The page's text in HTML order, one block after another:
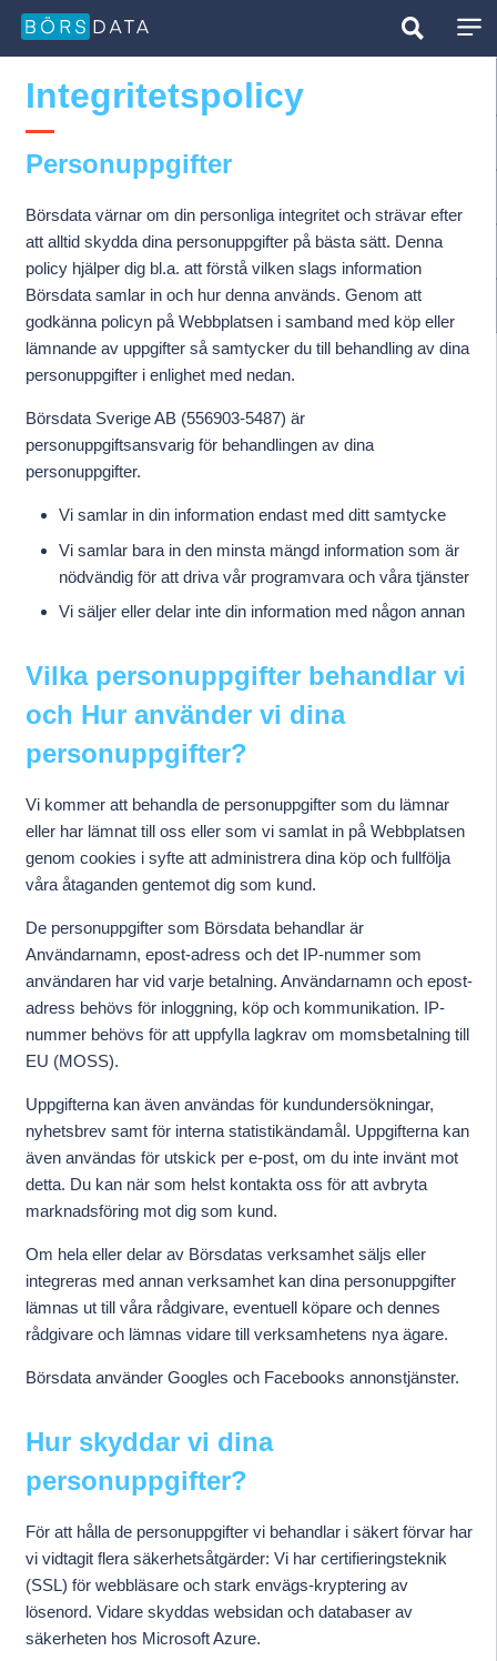
Integritetspolicy
Personuppgifter
Börsdata värnar om din personliga integritet och strävar efter
att alltid skydda dina personuppgifter på bästa sätt. Denna
policy hjälper dig bl.a. att förstå vilken slags information
Börsdata samlar in och hur denna används. Genom att
godkänna policyn på Webbplatsen i samband med köp eller
lämnande av uppgifter så samtycker du till behandling av dina
personuppgifter i enlighet med nedan.
Börsdata Sverige AB (556903-5487) är
personuppgiftsansvarig för behandlingen av dina
personuppgifter.
Vi samlar in din information endast med ditt samtycke
Vi samlar bara in den minsta mängd information som är
nödvändig för att driva vår programvara och våra tjänster
Vi säljer eller delar inte din information med någon annan
Vilka personuppgifter behandlar vi
och Hur använder vi dina
personuppgifter?
Vi kommer att behandla de personuppgifter som du lämnar
eller har lämnat till oss eller som vi samlat in på Webbplatsen
genom cookies i syfte att administrera dina köp och fullfölja
våra åtaganden gentemot dig som kund.
De personuppgifter som Börsdata behandlar är
Användarnamn, epost-adress och det IP-nummer som
användaren har vid varje betalning. Användarnamn och epost-
adress behövs för inloggning, köp och kommunikation. IP-
nummer behövs för att uppfylla lagkrav om momsbetalning till
EU (MOSS).
Uppgifterna kan även användas för kundundersökningar,
nyhetsbrev samt för interna statistikändamål. Uppgifterna kan
även användas för utskick per e-post, om du inte invänt mot
detta. Du kan när som helst kontakta oss för att avbryta
marknadsföring mot dig som kund.
Om hela eller delar av Börsdatas verksamhet säljs eller
integreras med annan verksamhet kan dina personuppgifter
lämnas ut till våra rådgivare, eventuell köpare och dennes
rådgivare och lämnas vidare till verksamhetens nya ägare.
Börsdata använder Googles och Facebooks annonstjänster.
Hur skyddar vi dina
personuppgifter?
För att hålla de personuppgifter vi behandlar i säkert förvar har
vi vidtagit flera säkerhetsåtgärder: Vi har certifieringsteknik
(SSL) för webbläsare och stark envägs-kryptering av
lösenord. Vidare skyddas websidan och databaser av
säkerheten hos Microsoft Azure.